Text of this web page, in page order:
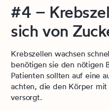
#4 –
sich von
Krebszellen wachsen
benötigen sie den nötigen
Patienten sollten auf eine
achten, die den Körper
versorgt.